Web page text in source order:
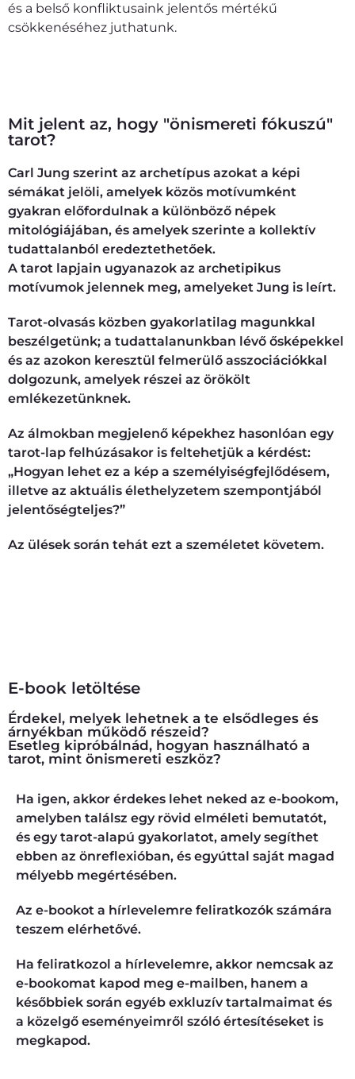
és a belső konfliktusaink jelentős mértékű
csökkenéséhez juthatunk.
Mit jelent az, hogy "önismereti fókuszú"
tarot?
Carl Jung szerint az archetípus azokat a képi
sémákat jelöli, amelyek közös motívumként
gyakran előfordulnak a különböző népek
mitológiájában, és amelyek szerinte a kollektív
tudattalanból eredeztethetőek.
A tarot lapjain ugyanazok az archetipikus
motívumok jelennek meg, amelyeket Jung is leírt.
Tarot-olvasás közben gyakorlatilag magunkkal
beszélgetünk; a tudattalanunkban lévő ősképekkel
és az azokon keresztül felmerülő asszociációkkal
dolgozunk, amelyek részei az örökölt
emlékezetünknek.
Az álmokban megjelenő képekhez hasonlóan egy
tarot-lap felhúzásakor is feltehetjük a kérdést:
„Hogyan lehet ez a kép a személyiségfejlődésem,
illetve az aktuális élethelyzetem szempontjából
jelentőségteljes?”
Az ülések során tehát ezt a személetet követem.
E-book letöltése
Érdekel, melyek lehetnek a te elsődleges és
árnyékban működő részeid?
Esetleg kipróbálnád, hogyan használható a
tarot, mint önismereti eszköz?
Ha igen, akkor érdekes lehet neked az e-bookom,
amelyben találsz egy rövid elméleti bemutatót,
és egy tarot-alapú gyakorlatot, amely segíthet
ebben az önreflexióban, és egyúttal saját magad
mélyebb megértésében.
Az e-bookot a hírlevelemre feliratkozók számára
teszem elérhetővé.
Ha feliratkozol a hírlevelemre, akkor nemcsak az
e-bookomat kapod meg e-mailben, hanem a
későbbiek során egyéb exkluzív tartalmaimat és
a közelgő eseményeimről szóló értesítéseket is
megkapod.